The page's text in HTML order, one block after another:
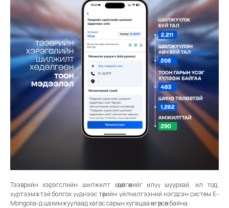
Тээврийн хэрэгслийн шилжилт хөдөлгөөнийг илүү шуурхай, ил тод,
хүртээмжтэй болгох үүднээс төрийн үйлчилгээний нэгдсэн систем E-
Mongolia-д цахимжуулаад хагас сарын хугацаа өнгөрсөн байна.